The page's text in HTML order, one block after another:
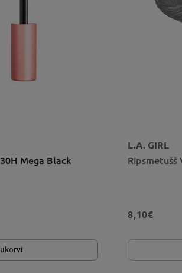
Mega Black
L.A. GIRL
Ripsmetušš
8,10€